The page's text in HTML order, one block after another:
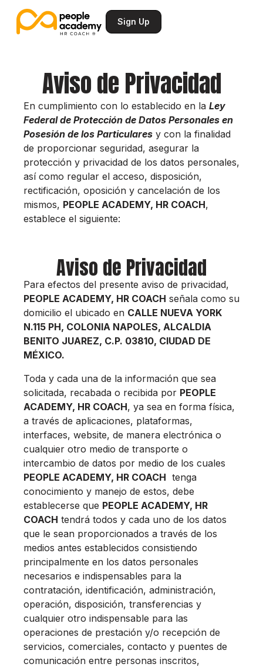
Sign Up
Aviso de Privacidad
En cumplimiento con lo establecido en la Ley
Federal de Protección de Datos Personales en
Posesión de los Particulares y con la finalidad
de proporcionar seguridad, asegurar la
protección y privacidad de los datos personales,
así como regular el acceso, disposición,
rectificación, oposición y cancelación de los
mismos, PEOPLE ACADEMY, HR COACH,
establece el siguiente:
Aviso de Privacidad
Para efectos del presente aviso de privacidad,
PEOPLE ACADEMY, HR COACH señala como su
domicilio el ubicado en CALLE NUEVA YORK
N.115 PH, COLONIA NAPOLES, ALCALDIA
BENITO JUAREZ, C.P. 03810, CIUDAD DE
MÉXICO.
Toda y cada una de la información que sea
solicitada, recabada o recibida por PEOPLE
ACADEMY, HR COACH, ya sea en forma física,
a través de aplicaciones, plataformas,
interfaces, website, de manera electrónica o
cualquier otro medio de transporte o
intercambio de datos por medio de los cuales
PEOPLE ACADEMY, HR COACH tenga
conocimiento y manejo de estos, debe
establecerse que PEOPLE ACADEMY, HR
COACH tendrá todos y cada uno de los datos
que le sean proporcionados a través de los
medios antes establecidos consistiendo
principalmente en los datos personales
necesarios e indispensables para la
contratación, identificación, administración,
operación, disposición, transferencias y
cualquier otro indispensable para las
operaciones de prestación y/o recepción de
servicios, comerciales, contacto y puentes de
comunicación entre personas inscritos,